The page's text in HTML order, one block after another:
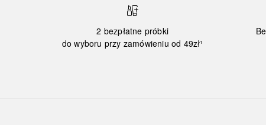
2 bezpłatne próbki
do wyboru przy zamówieniu od 49zł¹